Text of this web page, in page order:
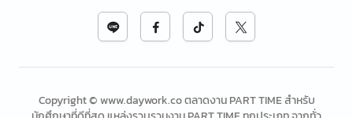
Copyright © www.daywork.co ตลาดงาน PART TIME สำหรับ